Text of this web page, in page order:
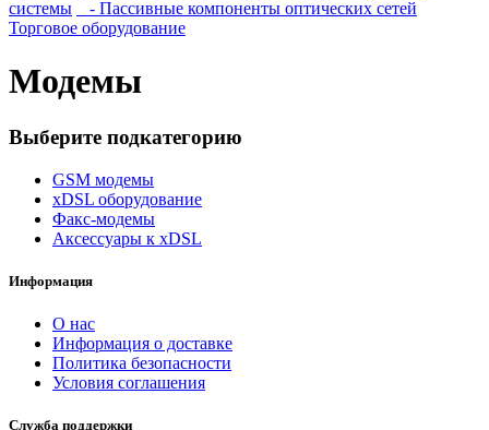
системы
- Пассивные компоненты оптических сетей
Торговое оборудование
Модемы
Выберите подкатегорию
GSM модемы
xDSL оборудование
Факс-модемы
Аксесcуары к xDSL
Информация
О нас
Информация о доставке
Политика безопасности
Условия соглашения
Служба поддержки